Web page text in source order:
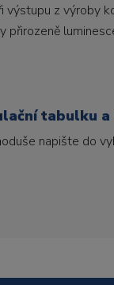
z výroby
přirozeně
tabulku
napište do